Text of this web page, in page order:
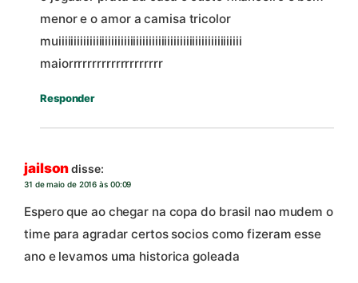
menor e o amor a camisa tricolor
muiiiiiiiiiiiiiiiiiiiiiiiiiiiiiiiiiiiiiiiiiiiiiiiiiiiiiiiiiii
maiorrrrrrrrrrrrrrrrrrrr
Responder
jailsondisse:
31 de maio de 2016 às 00:09
Espero que ao chegar na copa do brasil nao mudem o
time para agradar certos socios como fizeram esse
ano e levamos uma historica goleada